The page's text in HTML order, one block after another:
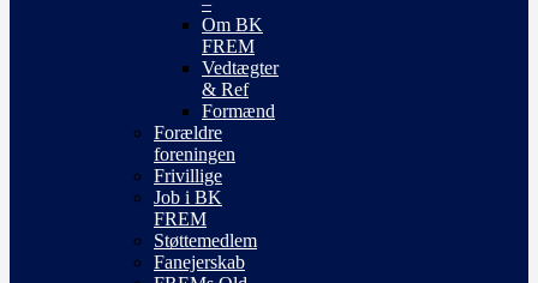
Om BK
FREM
Vedtægter
& Ref
Formænd
Forældre
foreningen
Frivillige
Job i BK
FREM
Støttemedlem
Fanejerskab